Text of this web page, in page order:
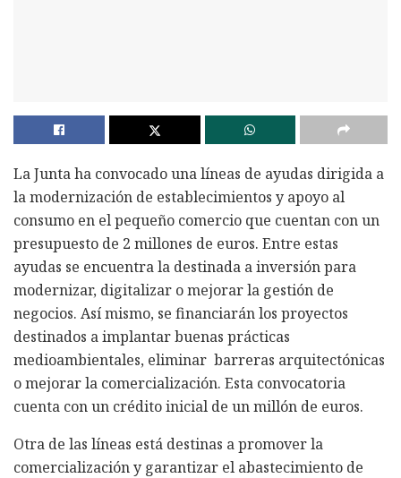
La Junta ha convocado una líneas de ayudas dirigida a
la modernización de establecimientos y apoyo al
consumo en el pequeño comercio que cuentan con un
presupuesto de 2 millones de euros. Entre estas
ayudas se encuentra la destinada a inversión para
modernizar, digitalizar o mejorar la gestión de
negocios. Así mismo, se financiarán los proyectos
destinados a implantar buenas prácticas
medioambientales, eliminar barreras arquitectónicas
o mejorar la comercialización. Esta convocatoria
cuenta con un crédito inicial de un millón de euros.
Otra de las líneas está destinas a promover la
comercialización y garantizar el abastecimiento de